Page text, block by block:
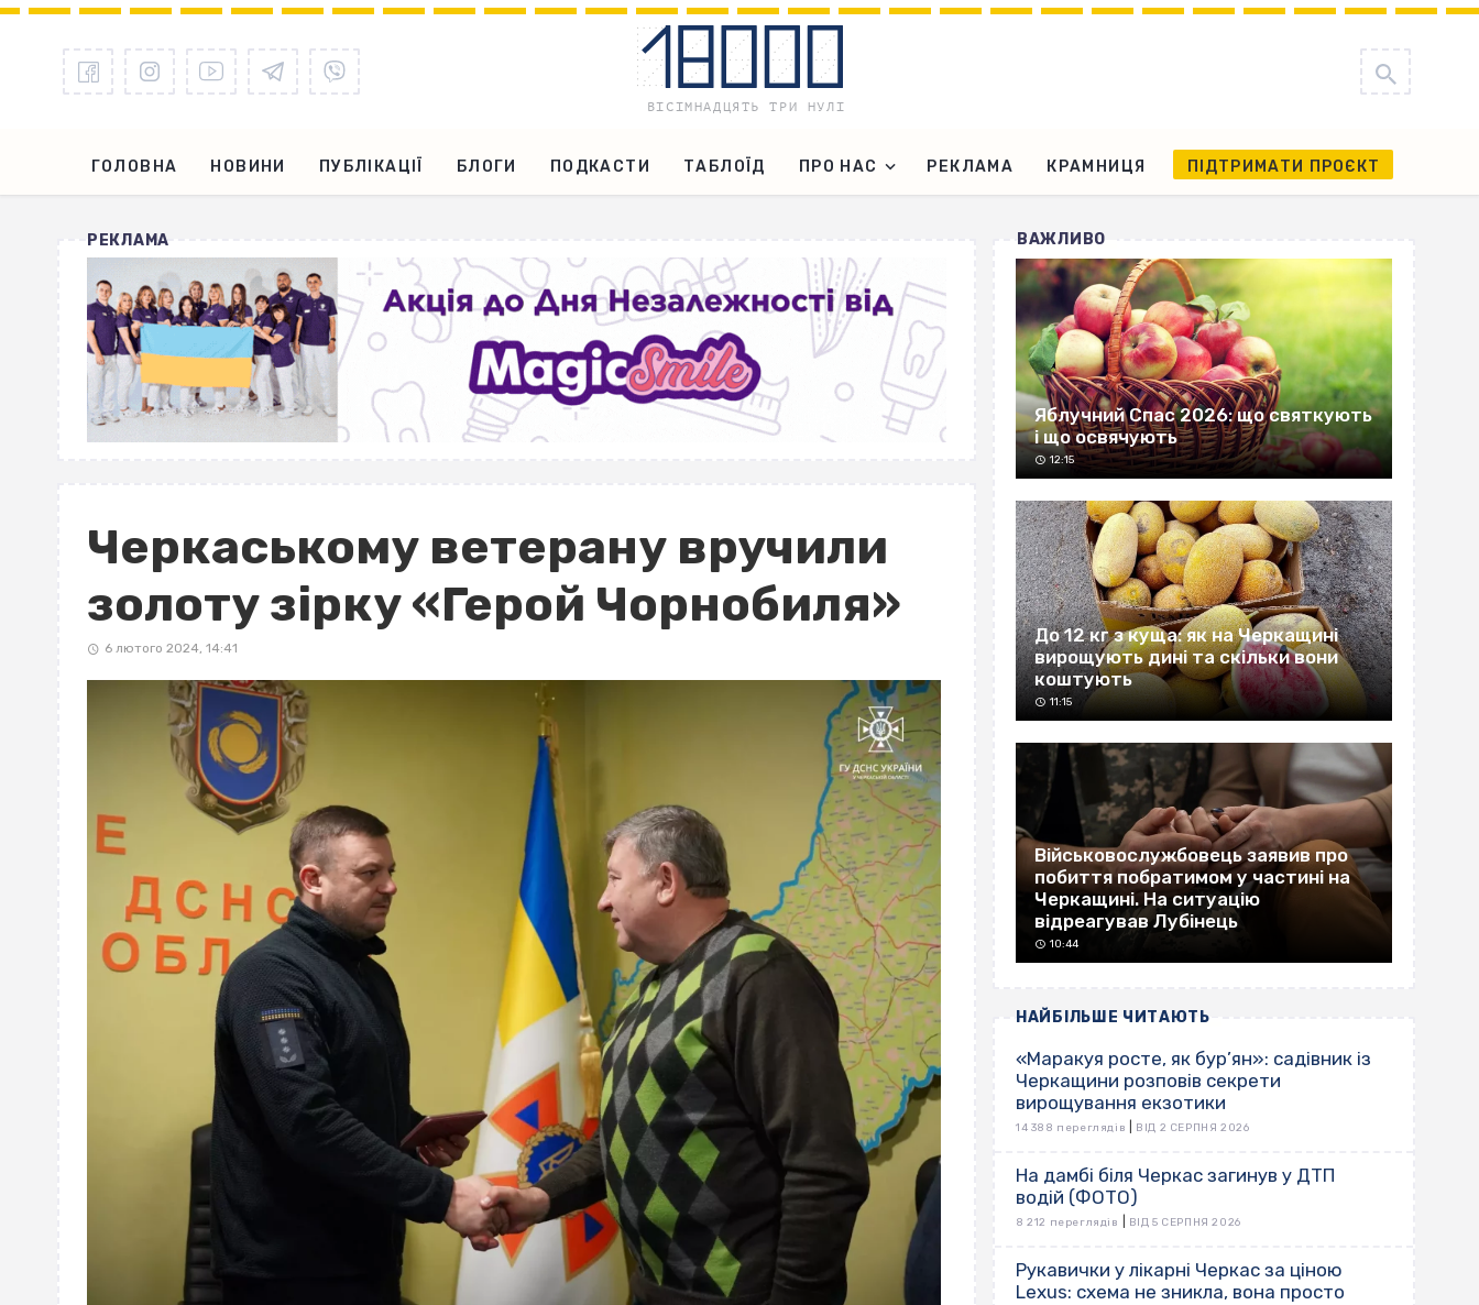
ГОЛОВНА НОВИНИ ПУБЛІКАЦІЇ БЛОГИ ПОДКАСТИ ТАБЛОЇД ПРО НАС РЕКЛАМА КРАМНИЦЯ ПІДТРИМАТИ ПРОЄКТ
РЕКЛАМА
Черкаському ветерану вручили
золоту зірку «Герой Чорнобиля»
6 лютого 2024, 14:41
ВАЖЛИВО
Яблучний Спас 2026: що святкують
і що освячують
12:15
До 12 кг з куща: як на Черкащині
вирощують дині та скільки вони
коштують
11:15
Військовослужбовець заявив про
побиття побратимом у частині на
Черкащині. На ситуацію
відреагував Лубінець
10:44
НАЙБІЛЬШЕ ЧИТАЮТЬ
«Маракуя росте, як бур’ян»: садівник із
Черкащини розповів секрети
вирощування екзотики
14 388 переглядів ВІД 2 СЕРПНЯ 2026
На дамбі біля Черкас загинув у ДТП
водій (ФОТО)
8 212 переглядів ВІД 5 СЕРПНЯ 2026
Рукавички у лікарні Черкас за ціною
Lexus: схема не зникла, вона просто